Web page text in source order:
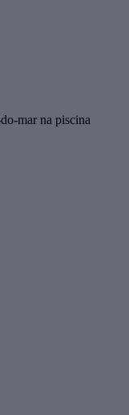
mar na piscina